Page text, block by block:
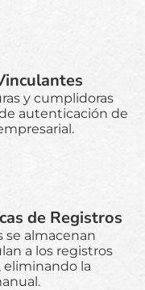
y cumplidoras
autenticación de
de Registros
se almacenan
a los registros
eliminando la